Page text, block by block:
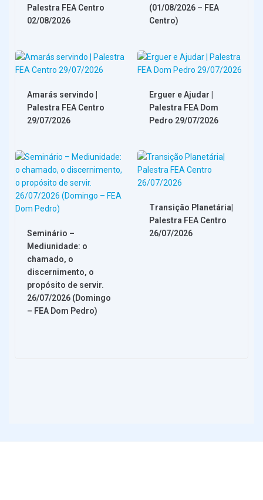
Palestra FEA Centro
02/08/2026
(01/08/2026 – FEA
Centro)
Amarás servindo |
Palestra FEA Centro
29/07/2026
Erguer e Ajudar |
Palestra FEA Dom
Pedro 29/07/2026
Seminário –
Mediunidade: o
chamado, o
discernimento, o
propósito de servir.
26/07/2026 (Domingo
– FEA Dom Pedro)
Transição Planetária|
Palestra FEA Centro
26/07/2026